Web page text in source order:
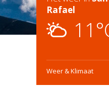
Rafael
Weer & Klimaat